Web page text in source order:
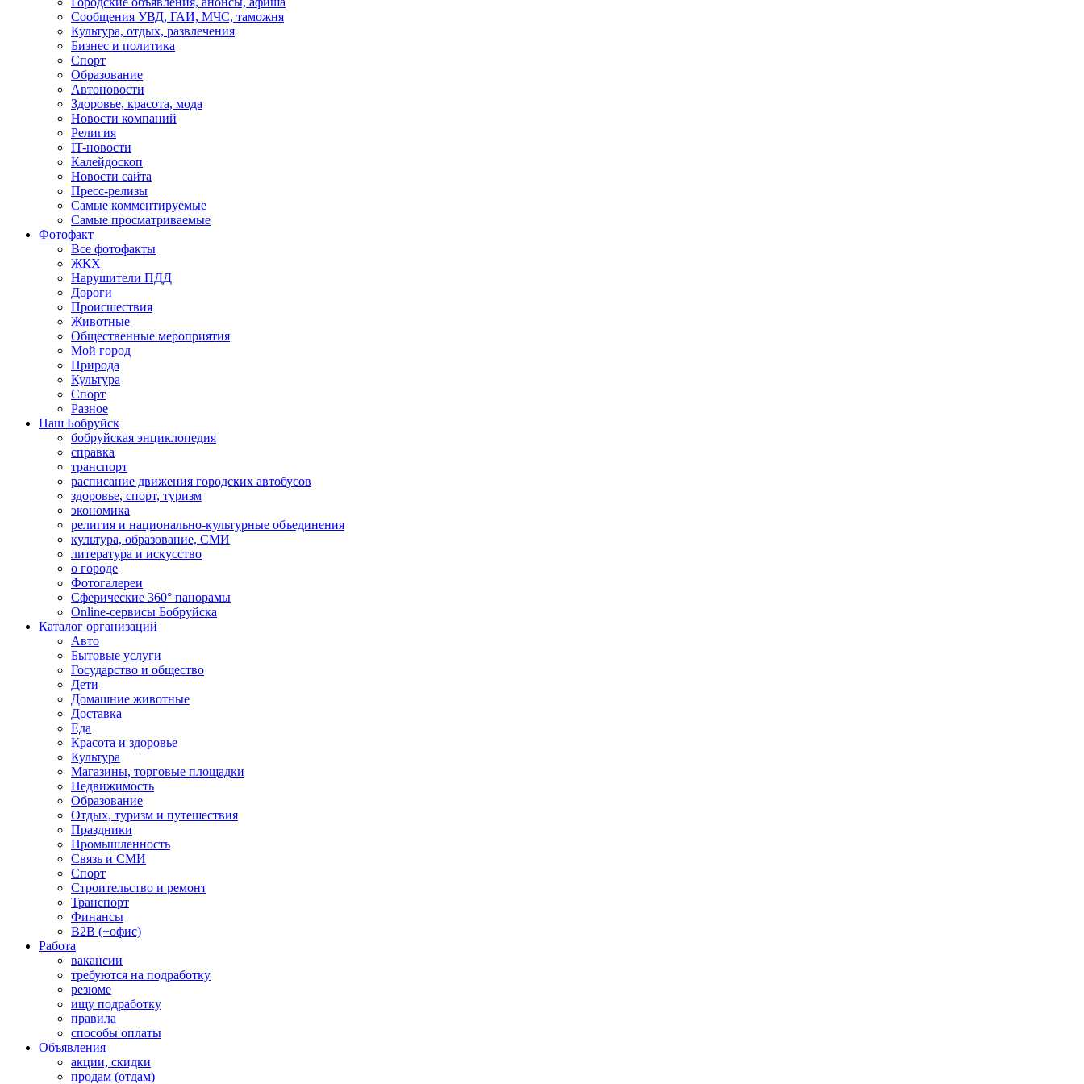
Сообщения УВД, ГАИ, МЧС, таможня
Культура, отдых, развлечения
Бизнес и политика
Спорт
Образование
Автоновости
Здоровье, красота, мода
Новости компаний
Религия
IT-новости
Калейдоскоп
Новости сайта
Пресс-релизы
Самые комментируемые
Самые просматриваемые
Фотофакт
Все фотофакты
ЖКХ
Нарушители ПДД
Дороги
Происшествия
Животные
Общественные мероприятия
Мой город
Природа
Культура
Спорт
Разное
Наш Бобруйск
бобруйская энциклопедия
справка
транспорт
расписание движения городских автобусов
здоровье, спорт, туризм
экономика
религия и национально-культурные объединения
культура, образование, СМИ
литература и искусство
о городе
Фотогалереи
Сферические 360° панорамы
Online-сервисы Бобруйска
Каталог организаций
Авто
Бытовые услуги
Государство и общество
Дети
Домашние животные
Доставка
Еда
Красота и здоровье
Культура
Магазины, торговые площадки
Недвижимость
Образование
Отдых, туризм и путешествия
Праздники
Промышленность
Связь и СМИ
Спорт
Строительство и ремонт
Транспорт
Финансы
B2B (+офис)
Работа
вакансии
требуются на подработку
резюме
ищу подработку
правила
способы оплаты
Объявления
акции, скидки
продам (отдам)